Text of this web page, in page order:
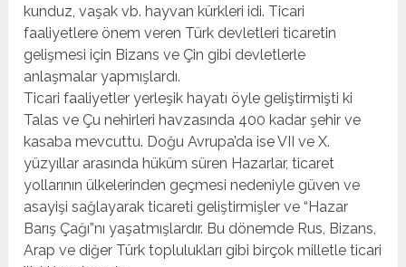
kunduz, vaşak vb. hayvan kürkleri idi. Ticari
faaliyetlere önem veren Türk devletleri ticaretin
gelişmesi için Bizans ve Çin gibi devletlerle
anlaşmalar yapmışlardı.
Ticari faaliyetler yerleşik hayatı öyle geliştirmişti ki
Talas ve Çu nehirleri havzasında 400 kadar şehir ve
kasaba mevcuttu. Doğu Avrupa’da ise VII ve X.
yüzyıllar arasında hüküm süren Hazarlar, ticaret
yollarının ülkelerinden geçmesi nedeniyle güven ve
asayişi sağlayarak ticareti geliştirmişler ve “Hazar
Barış Çağı”nı yaşatmışlardır. Bu dönemde Rus, Bizans,
Arap ve diğer Türk toplulukları gibi birçok milletle ticari